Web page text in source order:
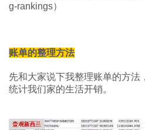
g-rankings）
账单的整理方法
先和大家说下我整理账单的方法
统计我们家的生活开销。